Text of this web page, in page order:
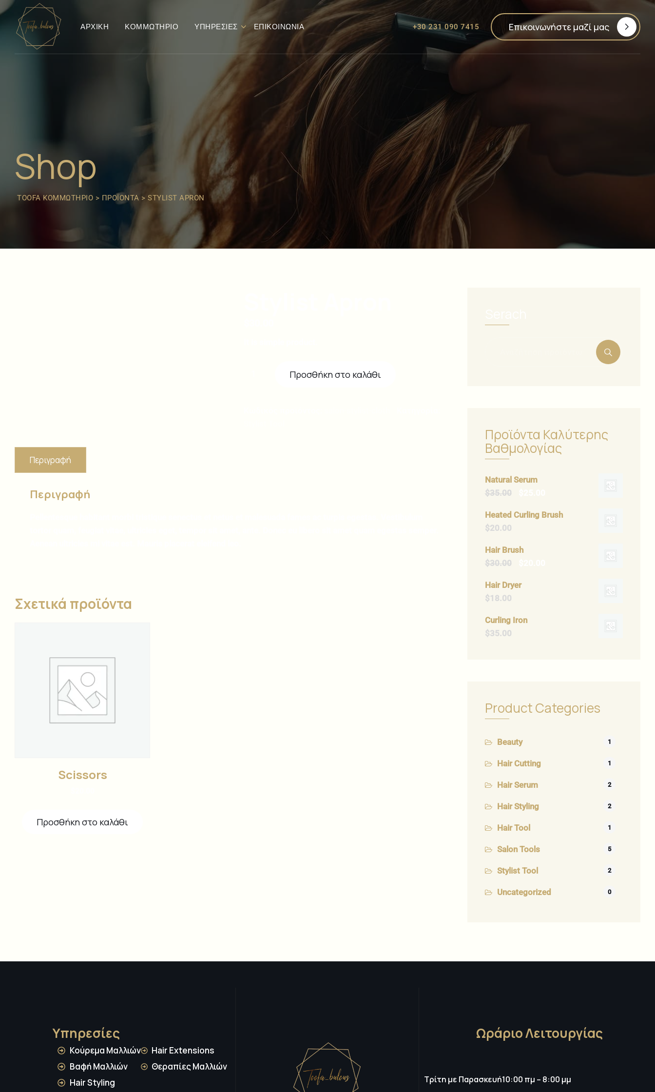
ΑΡΧΙΚΉ ΚΟΜΜΩΤΉΡΙΟ ΥΠΗΡΕΣΊΕΣ ΕΠΙΚΟΙΝΩΝΊΑ +30 231 090 7415 Επικοινωνήστε μαζί μας
Shop
TOOFA ΚΟΜΜΩΤΉΡΙΟ > ΠΡΟΪΌΝΤΑ > STYLIST APRON
Προσθήκη στο καλάθι
Περιγραφή
Περιγραφή
Σχετικά προϊόντα
Scissors
Προσθήκη στο καλάθι
Προϊόντα Καλύτερης
Βαθμολογίας
Natural Serum
$35.00
Heated Curling Brush
$20.00
Hair Brush
$30.00
Hair Dryer
$18.00
Curling Iron
$35.00
Product Categories
Beauty 1
Hair Cutting 1
Hair Serum 2
Hair Styling 2
Hair Tool 1
Salon Tools 5
Stylist Tool 2
Uncategorized 0
Υπηρεσίες
Κούρεμα Μαλλιών
Βαφή Μαλλιών
Hair Styling
Hair Extensions
Θεραπίες Μαλλιών
Ωράριο Λειτουργίας
Τρίτη με Παρασκευή10:00 πμ – 8:00 μμ